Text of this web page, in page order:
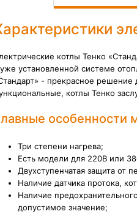
котлы Тенко
установленной системе
- прекрасное
котлы Тенко
особенности
Три степени нагрева;
Есть модели для 220В или
Двухступенчатая защита от
Наличие датчика протока,
Наличие
допустимое значение;